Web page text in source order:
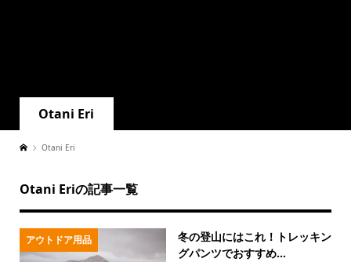
Otani Eri
Otani Eri
Otani Eriの記事一覧
アウトドア用品
冬の登山にはこれ！トレッキン
グパンツでおすすめ...